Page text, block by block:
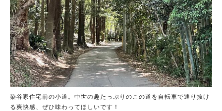
染谷家住宅前の小道。中世の趣たっぷりのこの道を自転車で通り抜け
る爽快感、ぜひ味わってほしいです！